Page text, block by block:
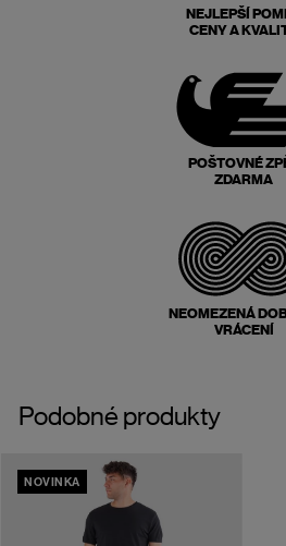
NEJLEPŠÍ
CENY A
POŠTOVNÉ
ZDARMA
NEOMEZENÁ
VRÁCENÍ
Podobné produkty
NOVINKA